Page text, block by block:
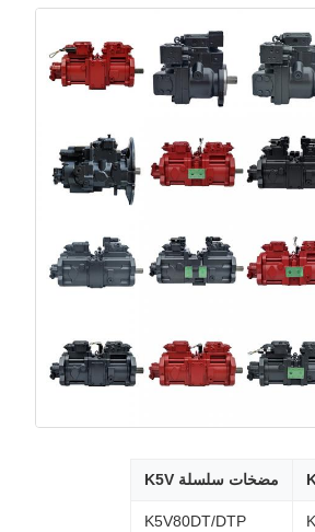
مضخات سلسلة K5V
K5V80DT/DTP